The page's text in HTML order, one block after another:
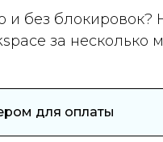
и без
за несколько
для оплаты